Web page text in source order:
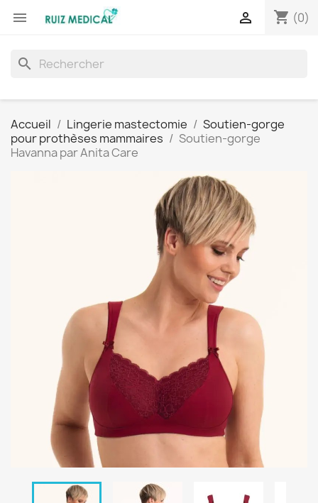
 shopping_cart (0)

search
Accueil Lingerie mastectomie
Soutien-gorge
pour prothèses mammaires
Soutien-gorge
Havanna par Anita Care